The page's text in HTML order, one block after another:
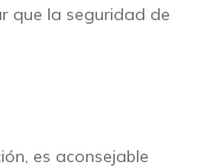
que la seguridad de
es aconsejable